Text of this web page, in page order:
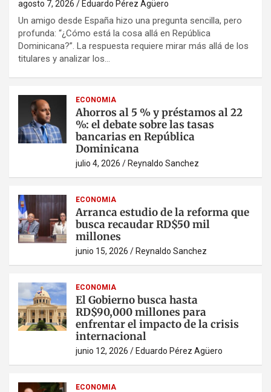
agosto 7, 2026 Eduardo Pérez Agüero
Un amigo desde España hizo una pregunta sencilla, pero
profunda: “¿Cómo está la cosa allá en República
Dominicana?”. La respuesta requiere mirar más allá de los
titulares y analizar los…
ECONOMIA
Ahorros al 5 % y préstamos al 22
%: el debate sobre las tasas
bancarias en República
Dominicana
julio 4, 2026 Reynaldo Sanchez
ECONOMIA
Arranca estudio de la reforma que
busca recaudar RD$50 mil
millones
junio 15, 2026 Reynaldo Sanchez
ECONOMIA
El Gobierno busca hasta
RD$90,000 millones para
enfrentar el impacto de la crisis
internacional
junio 12, 2026 Eduardo Pérez Agüero
ECONOMIA